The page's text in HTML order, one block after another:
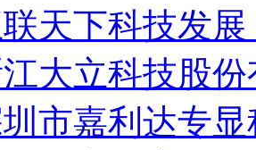
天下科技发
大立科技股
市嘉利达专